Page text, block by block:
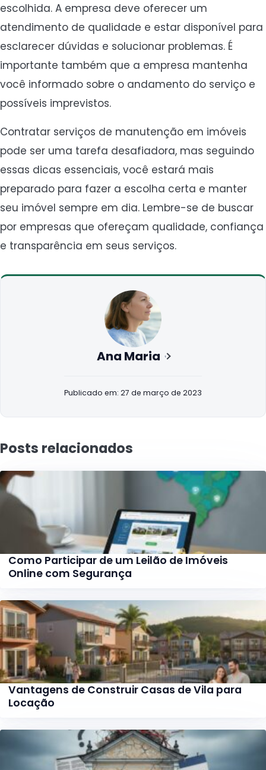
escolhida. A empresa deve oferecer um
atendimento de qualidade e estar disponível para
esclarecer dúvidas e solucionar problemas. É
importante também que a empresa mantenha
você informado sobre o andamento do serviço e
possíveis imprevistos.
Contratar serviços de manutenção em imóveis
pode ser uma tarefa desafiadora, mas seguindo
essas dicas essenciais, você estará mais
preparado para fazer a escolha certa e manter
seu imóvel sempre em dia. Lembre-se de buscar
por empresas que ofereçam qualidade, confiança
e transparência em seus serviços.
Ana Maria
Publicado em: 27 de março de 2023
Posts relacionados
Como Participar de um Leilão de Imóveis
Online com Segurança
Vantagens de Construir Casas de Vila para
Locação